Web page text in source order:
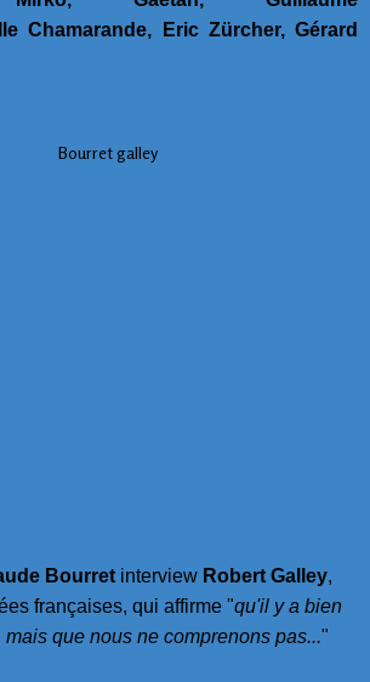
Chamarande, Eric Zürcher, Gérard
Bourretinterview Robert Galley,
françaises, qui affirme "qu'il y a bien
que nous ne comprenons pas..."